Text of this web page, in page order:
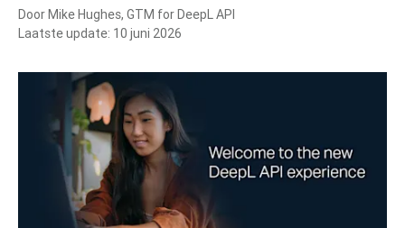
DoorMike Hughes, GTM for DeepL API
Laatste update: 10 juni 2026